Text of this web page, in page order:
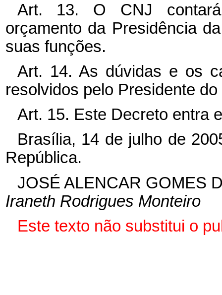
Art. 13. O CNJ
orçamento da Presidência
suas funções.
Art. 14. As dúvidas e os
resolvidos pelo Presidente
Art. 15. Este Decreto entra
Brasília, 14 de julho de
República.
JOSÉ ALENCAR GOMES
Iraneth Rodrigues Monteiro
Este texto não substitui o